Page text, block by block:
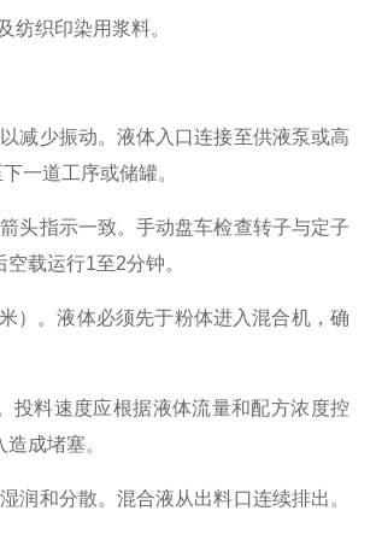
织印染用浆料。
少振动。液体入口连接至供液泵或高
一道工序或储罐。
指示一致。手动盘车检查转子与定子
载运行1至2分钟。
。液体必须先于粉体进入混合机，确
料速度应根据液体流量和配方浓度控
成堵塞。
和分散。混合液从出料口连续排出。